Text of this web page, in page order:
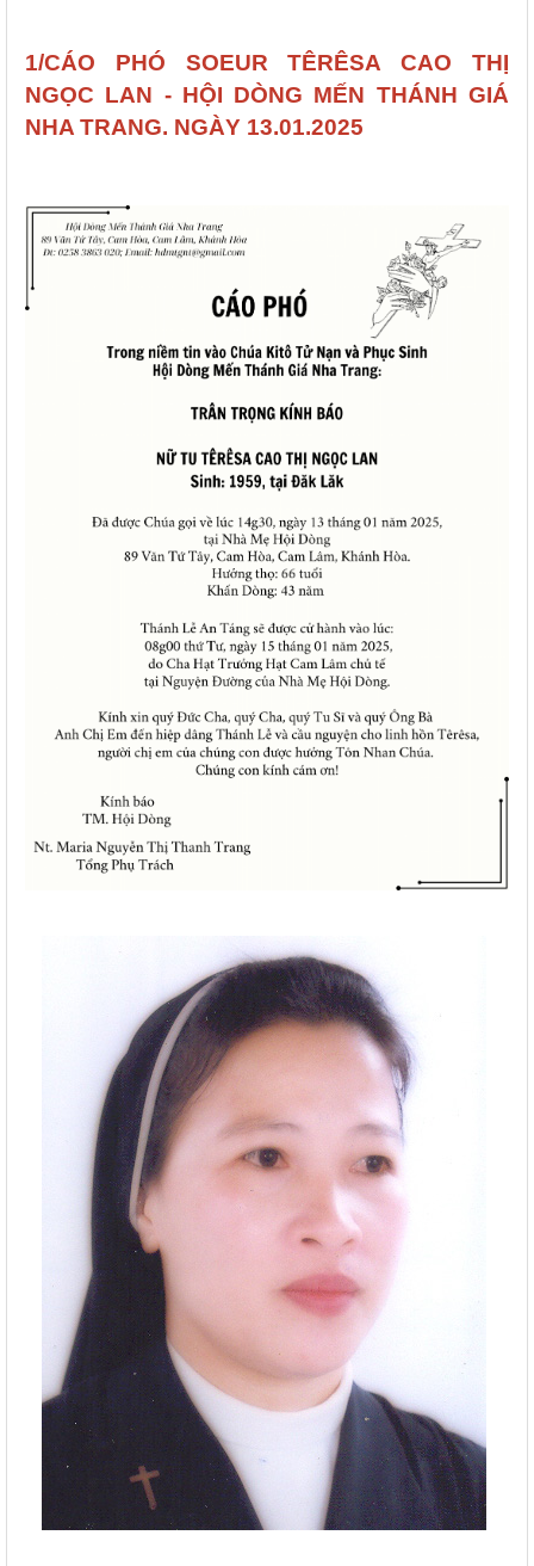
1/CÁO PHÓ SOEUR TÊRÊSA CAO THỊ
NGỌC LAN - HỘI DÒNG MẾN THÁNH GIÁ
NHA TRANG. NGÀY 13.01.2025